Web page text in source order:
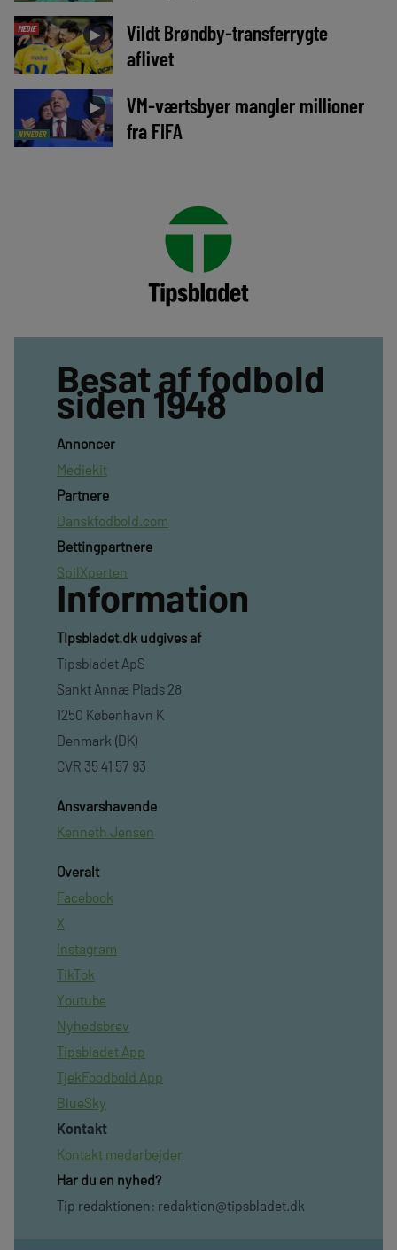
MEDIE ►
Vildt Brøndby-transferrygte
aflivet
NYHEDER
►
VM-værtsbyer mangler millioner
fra FIFA
Besat af fodbold
siden 1948
Annoncer
Mediekit
Partnere
Danskfodbold.com
Bettingpartnere
SpilXperten
Information
TIpsbladet.dk udgives af
Tipsbladet ApS
Sankt Annæ Plads 28
1250 København K
Denmark (DK)
CVR 35 41 57 93
Ansvarshavende
Kenneth Jensen
Overalt
Facebook
X
Instagram
TikTok
Youtube
Nyhedsbrev
Tipsbladet App
TjekFoodbold App
BlueSky
Kontakt
Kontakt medarbejder
Har du en nyhed?
Tip redaktionen: redaktion@tipsbladet.dk